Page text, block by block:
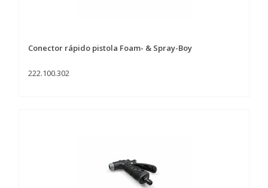
Conector rápido pistola Foam- & Spray-Boy
222.100.302